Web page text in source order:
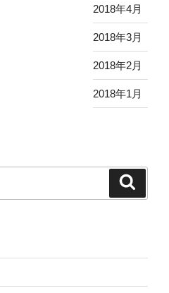
2018年4月
2018年3月
2018年2月
2018年1月